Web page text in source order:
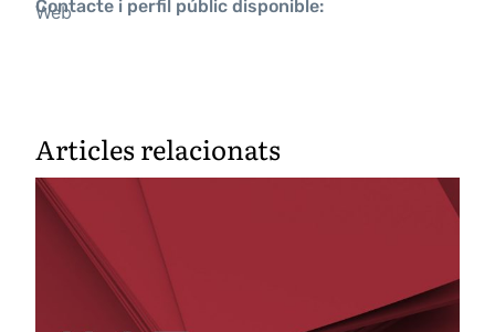
Contacte i perfil públic disponible:
Web
Articles relacionats